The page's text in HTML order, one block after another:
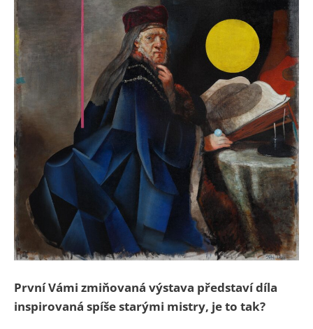
První Vámi zmiňovaná výstava představí díla
inspirovaná spíše starými mistry, je to tak?